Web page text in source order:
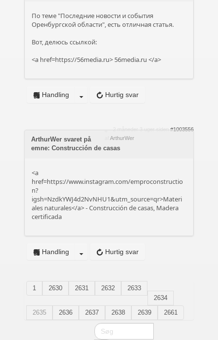
По теме "Последние новости и события
Оренбургской области", есть отличная статья.
Вот, делюсь ссылкой:
<a href=https://56media.ru> 56media.ru </a>
Hurtig svar
Handling
2 måneder 3 uger siden
#1003556
ArthurWer
ArthurWer svaret på
emne: Construcción de casas
<a
href=https://www.instagram.com/emproconstructio
n?
igsh=NzdkYWJ4d2NvNHU1&utm_source=qr>Materi
ales naturales</a> - Construcción de casas, Madera
certificada
Hurtig svar
Handling
1 2630 2631 2632
2633
2634
2635
2636 2637 2638 2639 2661